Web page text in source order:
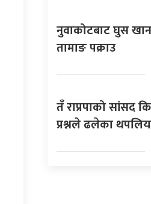
नुवाकोटबाट घुस
तामाङ पक्राउ
तँ राप्रपाको सांसद
प्रश्नले ढलेका